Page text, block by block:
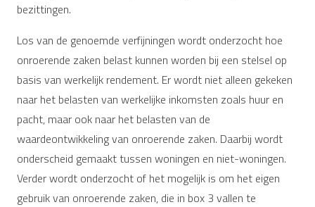
bezittingen.
Los van de genoemde verfijningen wordt onderzocht hoe
onroerende zaken belast kunnen worden bij een stelsel op
basis van werkelijk rendement. Er wordt niet alleen gekeken
naar het belasten van werkelijke inkomsten zoals huur en
pacht, maar ook naar het belasten van de
waardeontwikkeling van onroerende zaken. Daarbij wordt
onderscheid gemaakt tussen woningen en niet-woningen.
Verder wordt onderzocht of het mogelijk is om het eigen
gebruik van onroerende zaken, die in box 3 vallen te